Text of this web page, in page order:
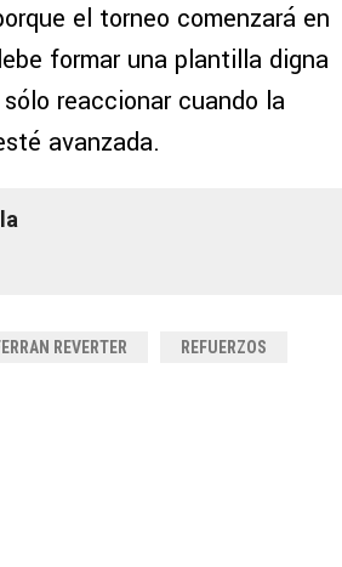
el torneo comenzará en
formar una plantilla digna
reaccionar cuando la
avanzada.
REVERTER REFUERZOS